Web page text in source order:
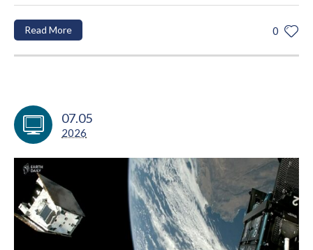
0
Read More
07.05
2026